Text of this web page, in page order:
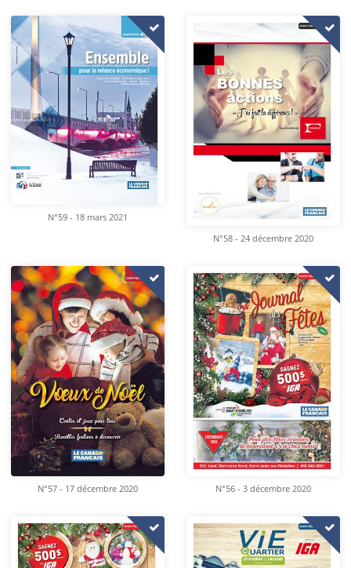
N°59 - 18 mars 2021
N°58 - 24 décembre 2020
N°57 - 17 décembre 2020 N°56 - 3 décembre 2020